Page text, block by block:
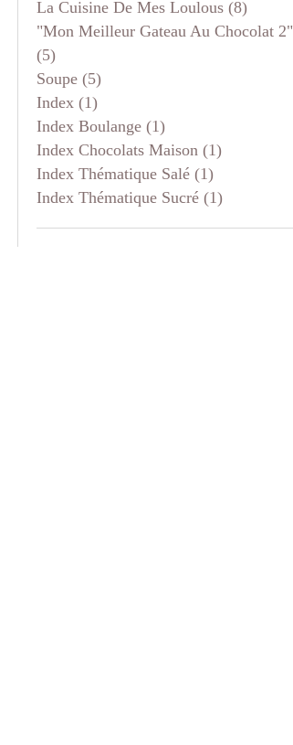
La Cuisine De Mes Loulous (8)
"mon Meilleur Gateau Au Chocolat 2"
(5)
Soupe (5)
Index (1)
Index Boulange (1)
Index Chocolats Maison (1)
Index Thématique Salé (1)
Index Thématique Sucré (1)